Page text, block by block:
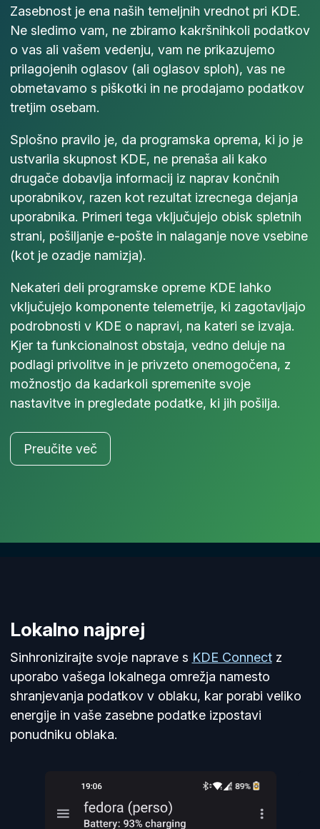
Zasebnost je ena naših temeljnih vrednot pri KDE.
Ne sledimo vam, ne zbiramo kakršnihkoli podatkov
o vas ali vašem vedenju, vam ne prikazujemo
prilagojenih oglasov (ali oglasov sploh), vas ne
obmetavamo s piškotki in ne prodajamo podatkov
tretjim osebam.
Splošno pravilo je, da programska oprema, ki jo je
ustvarila skupnost KDE, ne prenaša ali kako
drugače dobavlja informacij iz naprav končnih
uporabnikov, razen kot rezultat izrecnega dejanja
uporabnika. Primeri tega vključujejo obisk spletnih
strani, pošiljanje e-pošte in nalaganje nove vsebine
(kot je ozadje namizja).
Nekateri deli programske opreme KDE lahko
vključujejo komponente telemetrije, ki zagotavljajo
podrobnosti v KDE o napravi, na kateri se izvaja.
Kjer ta funkcionalnost obstaja, vedno deluje na
podlagi privolitve in je privzeto onemogočena, z
možnostjo da kadarkoli spremenite svoje
nastavitve in pregledate podatke, ki jih pošilja.
Preučite več
Lokalno najprej
Sinhronizirajte svoje naprave s KDE Connectz
uporabo vašega lokalnega omrežja namesto
shranjevanja podatkov v oblaku, kar porabi veliko
energije in vaše zasebne podatke izpostavi
ponudniku oblaka.